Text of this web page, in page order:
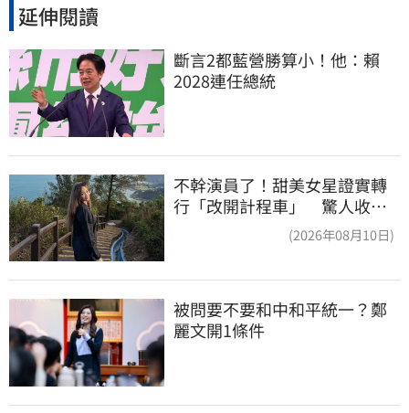
延伸閱讀
斷言2都藍營勝算小！他：賴
2028連任總統
不幹演員了！甜美女星證實轉
行「改開計程車」 驚人收入
(2026年08月10日)
被問要不要和中和平統一？鄭
麗文開1條件